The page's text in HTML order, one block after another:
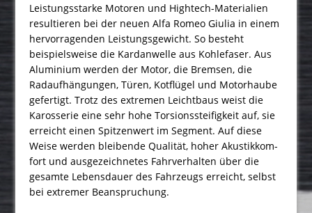
Leistungsstarke Motoren und Hightech-Materialien
resultieren bei der neuen Alfa Romeo Giulia in einem
hervorragenden Leistungsgewicht. So besteht
beispielsweise die Kardanwelle aus Kohlefaser. Aus
Aluminium werden der Motor, die Bremsen, die
Radaufhängungen, Türen, Kotflügel und Motorhaube
gefertigt. Trotz des extremen Leichtbaus weist die
Karosserie eine sehr hohe Torsionssteifigkeit auf, sie
erreicht einen Spitzenwert im Segment. Auf diese
Weise werden bleibende Qualität, hoher Akustikkom­
fort und ausgezeichnetes Fahrverhalten über die
gesamte Lebensdauer des Fahrzeugs erreicht, selbst
bei extremer Beanspruchung.